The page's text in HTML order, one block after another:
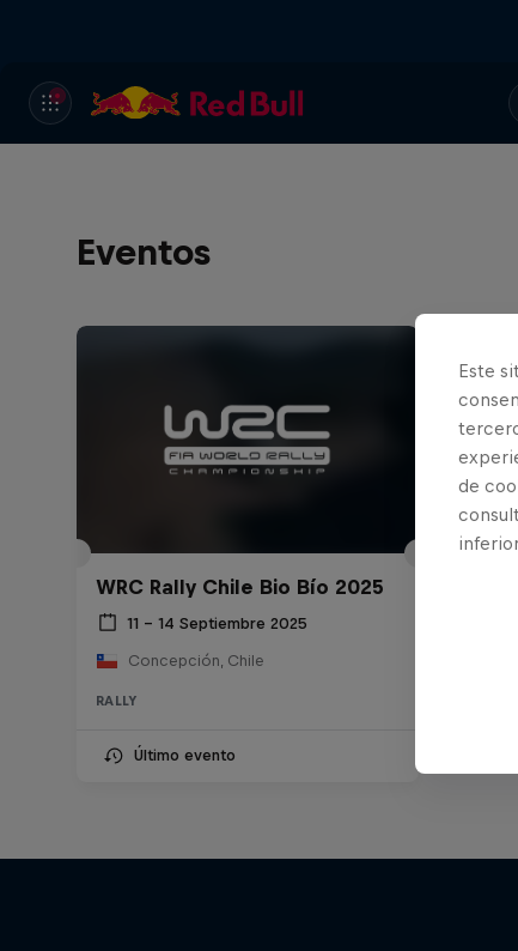
Eventos
WRC Rally Chile Bio Bío 2025
11 – 14 Septiembre 2025
Concepción, Chile
RALLY
Último evento
Este
de